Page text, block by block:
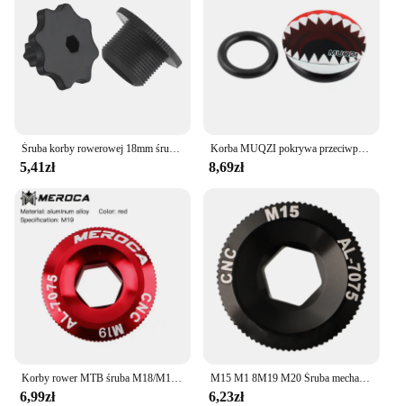
Śruba korby rowerowej 18mm śruby do Shimano HollowTech z narzędziem rower górski śruba korby akcesoria rowerowe
5,41zł
Korba MUQZI pokrywa przeciwpyłowa MTB prawe puste ramię korby nakładka ochronna rowerowy zestaw korbowy ultralekki ze stopu BMX szosowy
8,69zł
Korby rower MTB śruba M18/M19/M20 Mtb korbowody do roweru górskiego korbowody śruba do części rower MTB korbowej Hollowtech
6,99zł
M15 M1 8M19 M20 Śruba mechanizmu korbowego Śruby korby rowerowej ze stopu aluminium Śruba mocująca korby Rower górski Śruby pokrywy korby Kolarstwo
6,23zł